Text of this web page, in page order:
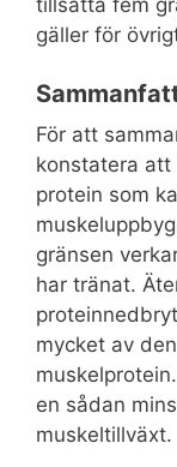
tillsätta fem
gäller för
För att
konstatera
protein som
gränsen
har tränat.
mycket av
en sådan
muskeltillväxt.